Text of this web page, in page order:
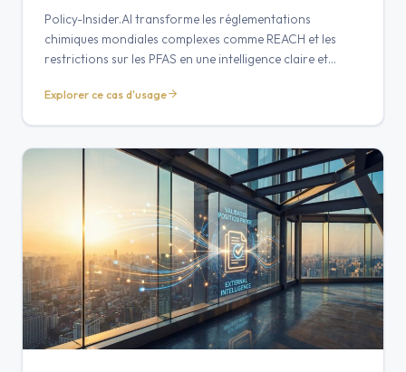
Policy-Insider.AI transforme les réglementations
chimiques mondiales complexes comme REACH et les
restrictions sur les PFAS en une intelligence claire et
protégez l'accès au marché et convertissez le risque
Explorer ce cas d'usage